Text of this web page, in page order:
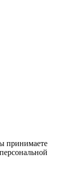
принимаете